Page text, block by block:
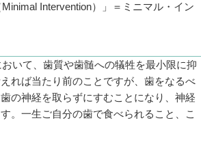
Intervention）」＝ミニマル・イン
いて、歯質や歯髄への犠牲を最小限に抑
れば当たり前のことですが、歯をなるべ
の神経を取らずにすむことになり、神経
。一生ご自分の歯で食べられること、こ